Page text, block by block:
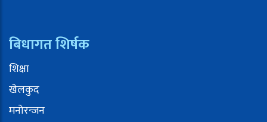
बिधागत शिर्षक
शिक्षा
खेलकुद
मनोरन्जन